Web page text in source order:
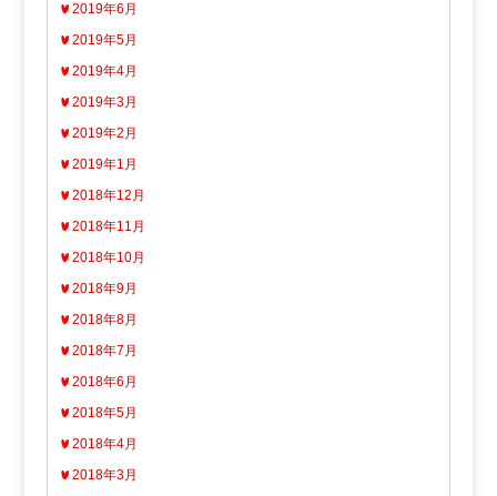
2019年6月
2019年5月
2019年4月
2019年3月
2019年2月
2019年1月
2018年12月
2018年11月
2018年10月
2018年9月
2018年8月
2018年7月
2018年6月
2018年5月
2018年4月
2018年3月